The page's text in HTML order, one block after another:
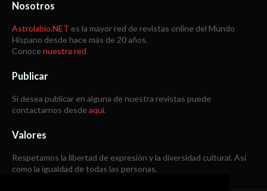
Nosotros
Astrolabio.NET es la mayor red de revistas online del Mundo
Hispano desde hace más de 20 años.
Conoce nuestra red
Publicar
Si desea publicar en alguna de nuestra revistas puede
contactarnos desde aquí.
Valores
Respetamos la libertad de expresión y la diversidad cultural. Así
como la igualdad de todas las personas.